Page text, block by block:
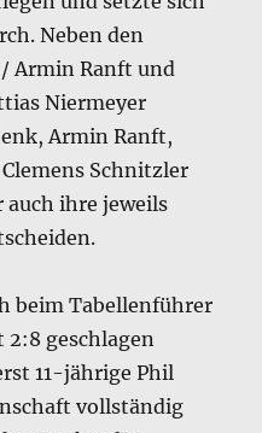
Neben den
Armin Ranft und
Niermeyer
Armin Ranft,
Schnitzler
auch ihre jeweils
beim Tabellenführer
2:8 geschlagen
11-jährige Phil
vollständig